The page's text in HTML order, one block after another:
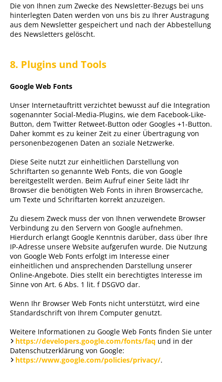
Die von Ihnen zum Zwecke des Newsletter-Bezugs bei uns
hinterlegten Daten werden von uns bis zu Ihrer Austragung
aus dem Newsletter gespeichert und nach der Abbestellung
des Newsletters gelöscht.
8. Plugins und Tools
Google Web Fonts
Unser Internetauftritt verzichtet bewusst auf die Integration
sogenannter Social-Media-Plugins, wie dem Facebook-Like-
Button, dem Twitter Retweet-Button oder Googles +1-Button.
Daher kommt es zu keiner Zeit zu einer Übertragung von
personenbezogenen Daten an soziale Netzwerke.
Diese Seite nutzt zur einheitlichen Darstellung von
Schriftarten so genannte Web Fonts, die von Google
bereitgestellt werden. Beim Aufruf einer Seite lädt Ihr
Browser die benötigten Web Fonts in ihren Browsercache,
um Texte und Schriftarten korrekt anzuzeigen.
Zu diesem Zweck muss der von Ihnen verwendete Browser
Verbindung zu den Servern von Google aufnehmen.
Hierdurch erlangt Google Kenntnis darüber, dass über Ihre
IP-Adresse unsere Website aufgerufen wurde. Die Nutzung
von Google Web Fonts erfolgt im Interesse einer
einheitlichen und ansprechenden Darstellung unserer
Online-Angebote. Dies stellt ein berechtigtes Interesse im
Sinne von Art. 6 Abs. 1 lit. f DSGVO dar.
Wenn Ihr Browser Web Fonts nicht unterstützt, wird eine
Standardschrift von Ihrem Computer genutzt.
Weitere Informationen zu Google Web Fonts finden Sie unter
https://developers.google.com/fonts/faq und in der
Datenschutzerklärung von Google:
https://www.google.com/policies/privacy/.